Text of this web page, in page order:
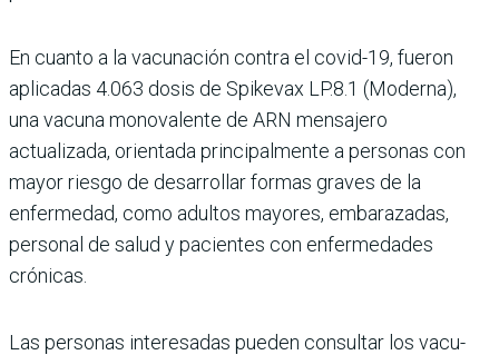
En cuanto a la vacunación contra el covid-19, fueron
aplicadas 4.063 dosis de Spikevax LP.8.1 (Moderna),
una vacuna monovalente de ARN mensajero
actualizada, orientada principalmente a personas con
mayor riesgo de desarrollar formas gra­ves de la
enfermedad, como adultos mayores, embara­zadas,
personal de salud y pacientes con enfermeda­des
crónicas.
Las personas interesadas pueden consultar los vacu­